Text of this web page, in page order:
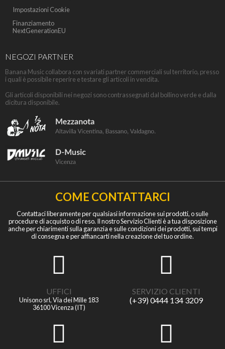
Impostazioni Cookie
Finanziamento
NextGenerationEU
NEGOZI PARTNER
Banana Music collabora con svariati partner commerciali sul territorio, presso
i quali è possibile reperire e testare gli articoli in vendita.
Gli articoli disponibili nei negozi sono contrassegnati dal bollino verde e dalla
dicitura disponibile.
COME CONTATTARCI
Contattaci liberamente per qualsiasi informazione sui prodotti, o sulle
procedure di acquisto o di reso. Il nostro Servizio Clienti è a tua disposizione
anche per chiarimenti sulla garanzia e sulle condizioni dei prodotti, sui tempi
di consegna e per affiancarti nella creazione del tuo ordine.
UFFICI
Unisono srl, Via dei Mille 183
36100 Vicenza (IT)
SERVIZIO CLIENTI
(+39) 0444 134 3209